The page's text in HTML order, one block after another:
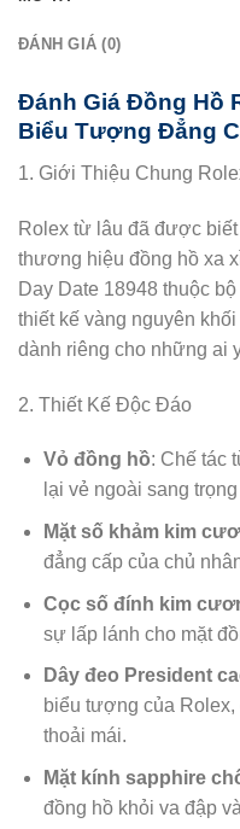
ĐÁNH GIÁ (0)
Đánh Giá Đồng Hồ
Biểu Tượng Đẳng
1. Giới Thiệu Chung
Rolex từ lâu đã được
thương hiệu đồng hồ xa
Day Date 18948 thuộc
thiết kế vàng nguyên
dành riêng cho những ai
2. Thiết Kế Độc Đáo
Vỏ đồng hồ: Chế tác
lại vẻ ngoài sang
Mặt số khảm kim
đẳng cấp của chủ
Cọc số đính kim
sự lấp lánh cho mặt
Dây đeo President
biểu tượng của Rolex,
thoải mái.
Mặt kính sapphire
đồng hồ khỏi va đập